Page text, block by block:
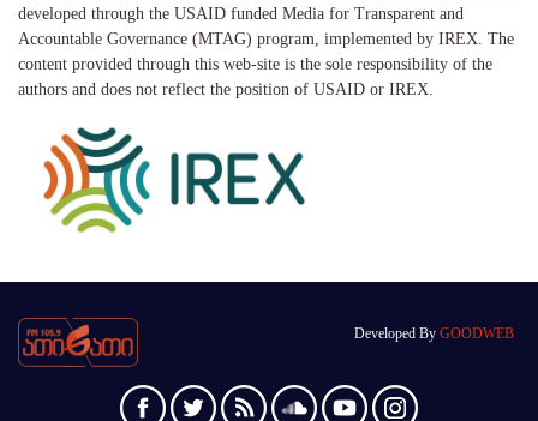
developed through the USAID funded Media for Transparent and
Accountable Governance (MTAG) program, implemented by IREX. The
content provided through this web-site is the sole responsibility of the
authors and does not reflect the position of USAID or IREX.
Developed By GOODWEB